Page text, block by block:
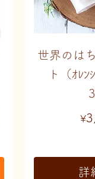
世界のは
ト（ｵﾚﾝ
¥
詳